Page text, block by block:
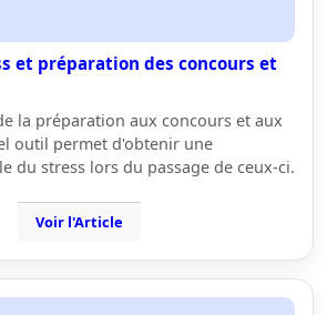
et préparation des concours et
la préparation aux concours et aux
outil permet d'obtenir une
du stress lors du passage de ceux-ci.
Voir l'Article